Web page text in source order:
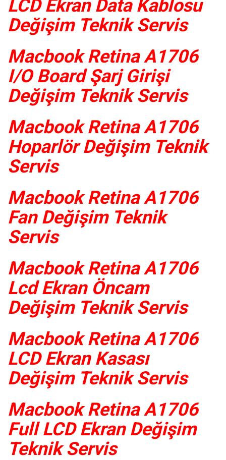
LCD Ekran Data Kablosu
Değişim Teknik Servis
Macbook Retina A1706
I/O Board Şarj Girişi
Değişim Teknik Servis
Macbook Retina A1706
Hoparlör Değişim Teknik
Servis
Macbook Retina A1706
Fan Değişim Teknik
Servis
Macbook Retina A1706
Lcd Ekran Öncam
Değişim Teknik Servis
Macbook Retina A1706
LCD Ekran Kasası
Değişim Teknik Servis
Macbook Retina A1706
Full LCD Ekran Değişim
Teknik Servis